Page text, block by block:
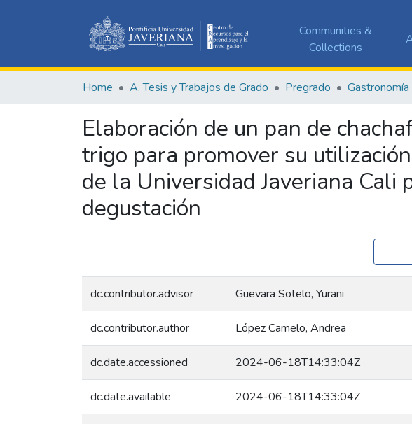
Communities &
Collections
Home A. Tesis y Trabajos de Grado Pregrado
Elaboración de un pan de
trigo para promover su
de la Universidad Javeriana Cali
degustación
dc.contributor.advisor Guevara Sotelo, Yurani
dc.contributor.author López Camelo, Andrea
dc.date.accessioned 2024-06-18T14:33:04Z
dc.date.available 2024-06-18T14:33:04Z